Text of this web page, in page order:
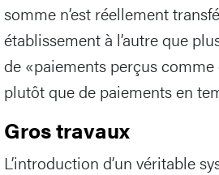
somme n’est réellement
établissement à l’autre que
de «paiements perçus comme
plutôt que de paiements en
Gros travaux
L’introduction d’un véritable